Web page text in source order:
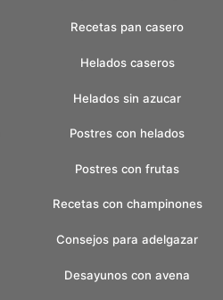
Recetas pan casero
Helados caseros
Helados sin azucar
Postres con helados
Postres con frutas
Recetas con champinones
Consejos para adelgazar
Desayunos con avena